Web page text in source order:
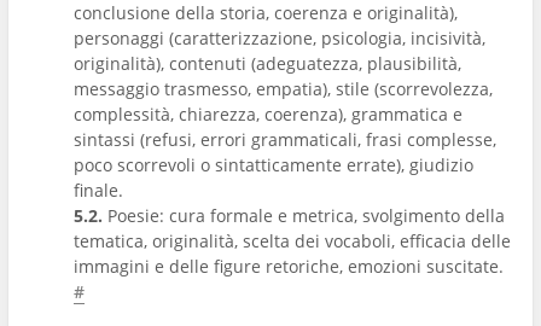
conclusione della storia, coerenza e originalità),
personaggi (caratterizzazione, psicologia, incisività,
originalità), contenuti (adeguatezza, plausibilità,
messaggio trasmesso, empatia), stile (scorrevolezza,
complessità, chiarezza, coerenza), grammatica e
sintassi (refusi, errori grammaticali, frasi complesse,
poco scorrevoli o sintatticamente errate), giudizio
finale.
5.2. Poesie: cura formale e metrica, svolgimento della
tematica, originalità, scelta dei vocaboli, efficacia delle
immagini e delle figure retoriche, emozioni suscitate.
#